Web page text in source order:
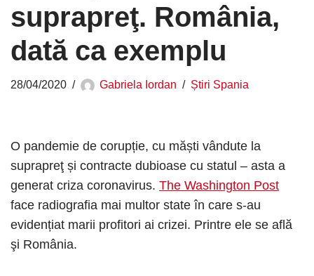
suprapreţ. România,
dată ca exemplu
28/04/2020 Gabriela Iordan Știri Spania
O pandemie de corupție, cu măști vândute la
suprapreţ și contracte dubioase cu statul – asta a
generat criza coronavirus. The Washington Post
face radiografia mai multor state în care s-au
evidențiat marii profitori ai crizei. Printre ele se află
şi România.